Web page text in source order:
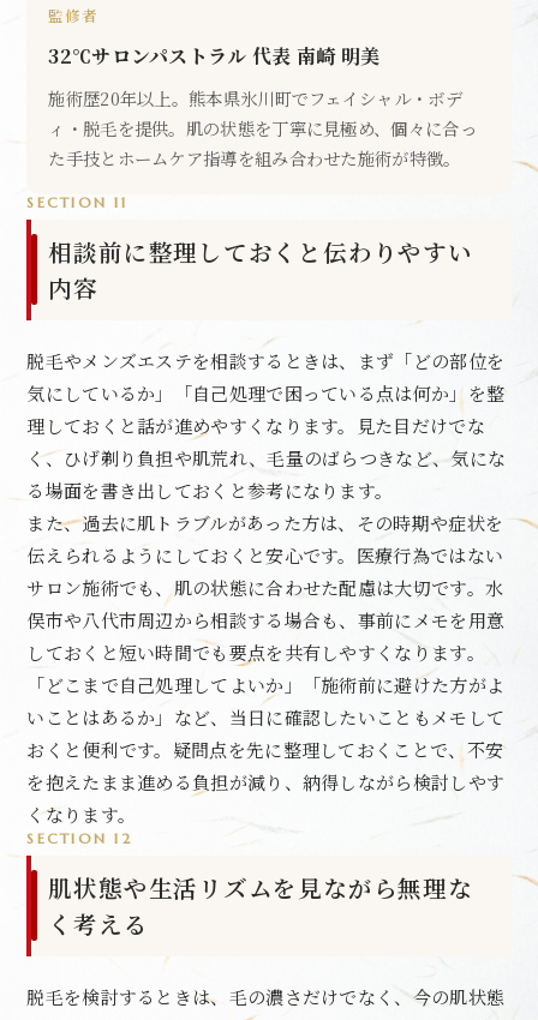
監修者
32℃サロンパストラル 代表 南崎 明美
施術歴20年以上。熊本県氷川町でフェイシャル・ボデ
ィ・脱毛を提供。肌の状態を丁寧に見極め、個々に合っ
た手技とホームケア指導を組み合わせた施術が特徴。
SECTION 11
相談前に整理しておくと伝わりやすい
内容
脱毛やメンズエステを相談するときは、まず「どの部位を
気にしているか」「自己処理で困っている点は何か」を整
理しておくと話が進めやすくなります。見た目だけでな
く、ひげ剃り負担や肌荒れ、毛量のばらつきなど、気にな
る場面を書き出しておくと参考になります。
また、過去に肌トラブルがあった方は、その時期や症状を
伝えられるようにしておくと安心です。医療行為ではない
サロン施術でも、肌の状態に合わせた配慮は大切です。水
俣市や八代市周辺から相談する場合も、事前にメモを用意
しておくと短い時間でも要点を共有しやすくなります。
「どこまで自己処理してよいか」「施術前に避けた方がよ
いことはあるか」など、当日に確認したいこともメモして
おくと便利です。疑問点を先に整理しておくことで、不安
を抱えたまま進める負担が減り、納得しながら検討しやす
くなります。
SECTION 12
肌状態や生活リズムを見ながら無理な
く考える
脱毛を検討するときは、毛の濃さだけでなく、今の肌状態